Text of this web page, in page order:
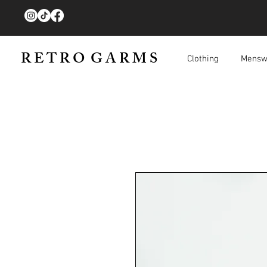
R E T R O G A R M S Clothing